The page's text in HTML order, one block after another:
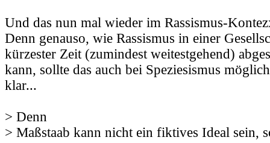
Und das nun mal wieder im Rassismus-
Denn genauso, wie Rassismus in einer
kürzester Zeit (zumindest weitestgehend)
kann, sollte das auch bei Speziesismus
klar...
> Denn
> Maßstaab kann nicht ein fiktives Ideal sein,